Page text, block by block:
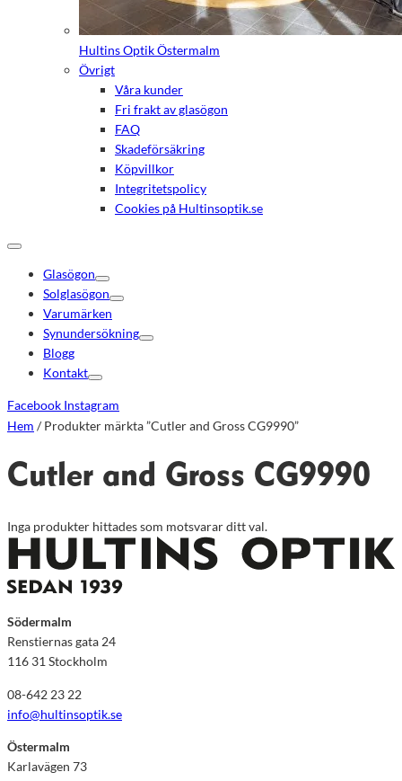
Hultins Optik Östermalm
Övrigt
Våra kunder
Fri frakt av glasögon
FAQ
Skadeförsäkring
Köpvillkor
Integritetspolicy
Cookies på Hultinsoptik.se
Glasögon
Solglasögon
Varumärken
Synundersökning
Blogg
Kontakt
Facebook Instagram
Hem / Produkter märkta ”Cutler and Gross CG9990”
Cutler and Gross CG9990
Inga produkter hittades som motsvarar ditt val.
Södermalm
Renstiernas gata 24
116 31 Stockholm
08-642 23 22
info@hultinsoptik.se
Östermalm
Karlavägen 73